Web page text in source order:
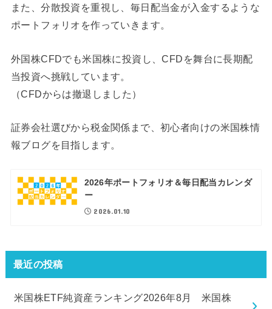
また、分散投資を重視し、毎日配当金が入金するような
ポートフォリオを作っていきます。
外国株CFDでも米国株に投資し、CFDを舞台に長期配
当投資へ挑戦しています。
（CFDからは撤退しました）
証券会社選びから税金関係まで、初心者向けの米国株情
報ブログを目指します。
2026年ポートフォリオ＆毎日配当カレンダ
ー
2026.01.10
最近の投稿
米国株ETF純資産ランキング2026年8月 米国株